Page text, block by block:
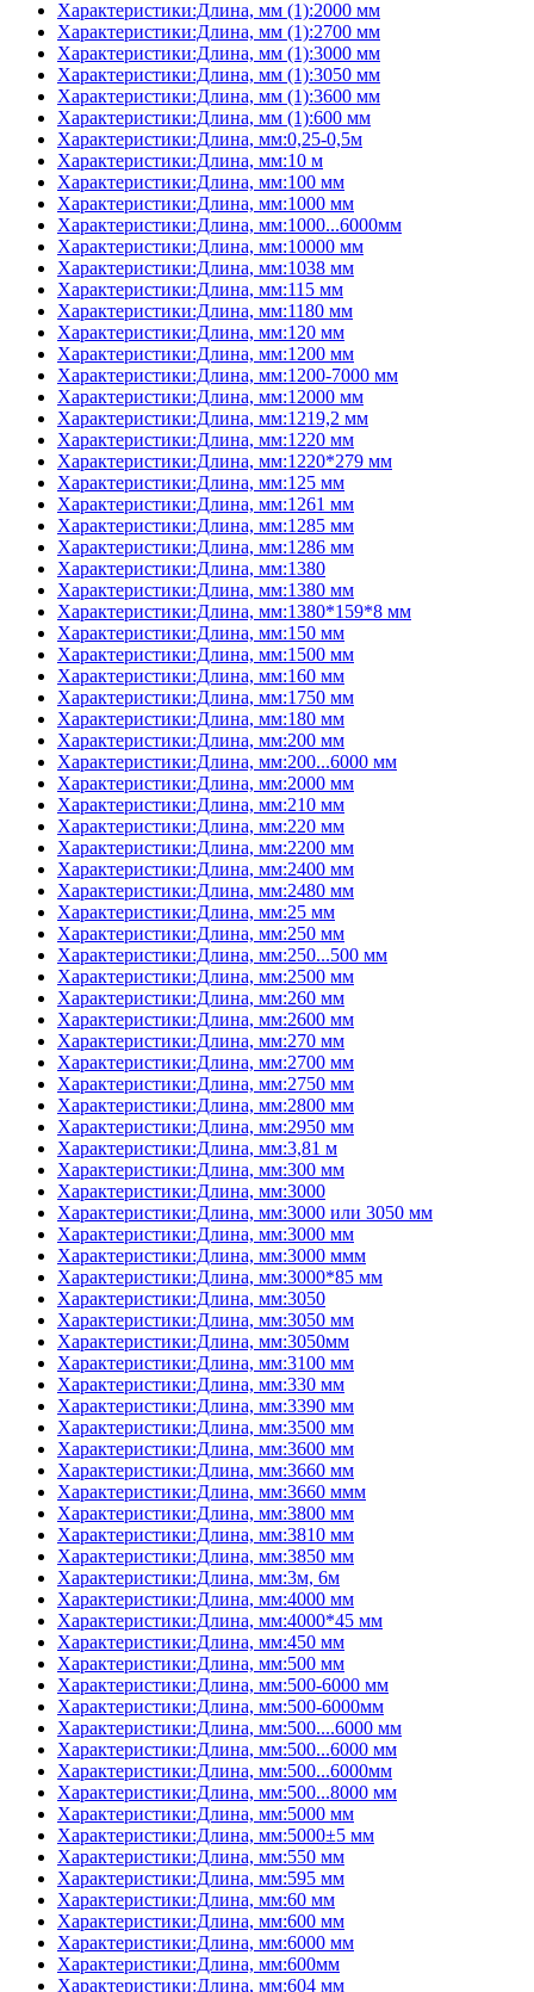
Характеристики:Длина, мм (1):2000 мм
Характеристики:Длина, мм (1):2700 мм
Характеристики:Длина, мм (1):3000 мм
Характеристики:Длина, мм (1):3050 мм
Характеристики:Длина, мм (1):3600 мм
Характеристики:Длина, мм (1):600 мм
Характеристики:Длина, мм:0,25-0,5м
Характеристики:Длина, мм:10 м
Характеристики:Длина, мм:100 мм
Характеристики:Длина, мм:1000 мм
Характеристики:Длина, мм:1000...6000мм
Характеристики:Длина, мм:10000 мм
Характеристики:Длина, мм:1038 мм
Характеристики:Длина, мм:115 мм
Характеристики:Длина, мм:1180 мм
Характеристики:Длина, мм:120 мм
Характеристики:Длина, мм:1200 мм
Характеристики:Длина, мм:1200-7000 мм
Характеристики:Длина, мм:12000 мм
Характеристики:Длина, мм:1219,2 мм
Характеристики:Длина, мм:1220 мм
Характеристики:Длина, мм:1220*279 мм
Характеристики:Длина, мм:125 мм
Характеристики:Длина, мм:1261 мм
Характеристики:Длина, мм:1285 мм
Характеристики:Длина, мм:1286 мм
Характеристики:Длина, мм:1380
Характеристики:Длина, мм:1380 мм
Характеристики:Длина, мм:1380*159*8 мм
Характеристики:Длина, мм:150 мм
Характеристики:Длина, мм:1500 мм
Характеристики:Длина, мм:160 мм
Характеристики:Длина, мм:1750 мм
Характеристики:Длина, мм:180 мм
Характеристики:Длина, мм:200 мм
Характеристики:Длина, мм:200...6000 мм
Характеристики:Длина, мм:2000 мм
Характеристики:Длина, мм:210 мм
Характеристики:Длина, мм:220 мм
Характеристики:Длина, мм:2200 мм
Характеристики:Длина, мм:2400 мм
Характеристики:Длина, мм:2480 мм
Характеристики:Длина, мм:25 мм
Характеристики:Длина, мм:250 мм
Характеристики:Длина, мм:250...500 мм
Характеристики:Длина, мм:2500 мм
Характеристики:Длина, мм:260 мм
Характеристики:Длина, мм:2600 мм
Характеристики:Длина, мм:270 мм
Характеристики:Длина, мм:2700 мм
Характеристики:Длина, мм:2750 мм
Характеристики:Длина, мм:2800 мм
Характеристики:Длина, мм:2950 мм
Характеристики:Длина, мм:3,81 м
Характеристики:Длина, мм:300 мм
Характеристики:Длина, мм:3000
Характеристики:Длина, мм:3000 или 3050 мм
Характеристики:Длина, мм:3000 мм
Характеристики:Длина, мм:3000 ммм
Характеристики:Длина, мм:3000*85 мм
Характеристики:Длина, мм:3050
Характеристики:Длина, мм:3050 мм
Характеристики:Длина, мм:3050мм
Характеристики:Длина, мм:3100 мм
Характеристики:Длина, мм:330 мм
Характеристики:Длина, мм:3390 мм
Характеристики:Длина, мм:3500 мм
Характеристики:Длина, мм:3600 мм
Характеристики:Длина, мм:3660 мм
Характеристики:Длина, мм:3660 ммм
Характеристики:Длина, мм:3800 мм
Характеристики:Длина, мм:3810 мм
Характеристики:Длина, мм:3850 мм
Характеристики:Длина, мм:3м, 6м
Характеристики:Длина, мм:4000 мм
Характеристики:Длина, мм:4000*45 мм
Характеристики:Длина, мм:450 мм
Характеристики:Длина, мм:500 мм
Характеристики:Длина, мм:500-6000 мм
Характеристики:Длина, мм:500-6000мм
Характеристики:Длина, мм:500....6000 мм
Характеристики:Длина, мм:500...6000 мм
Характеристики:Длина, мм:500...6000мм
Характеристики:Длина, мм:500...8000 мм
Характеристики:Длина, мм:5000 мм
Характеристики:Длина, мм:5000±5 мм
Характеристики:Длина, мм:550 мм
Характеристики:Длина, мм:595 мм
Характеристики:Длина, мм:60 мм
Характеристики:Длина, мм:600 мм
Характеристики:Длина, мм:6000 мм
Характеристики:Длина, мм:600мм
Характеристики:Длина, мм:604 мм